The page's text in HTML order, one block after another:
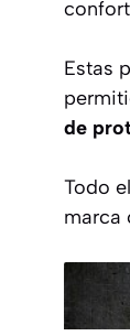
Estas
de
Todo
marca